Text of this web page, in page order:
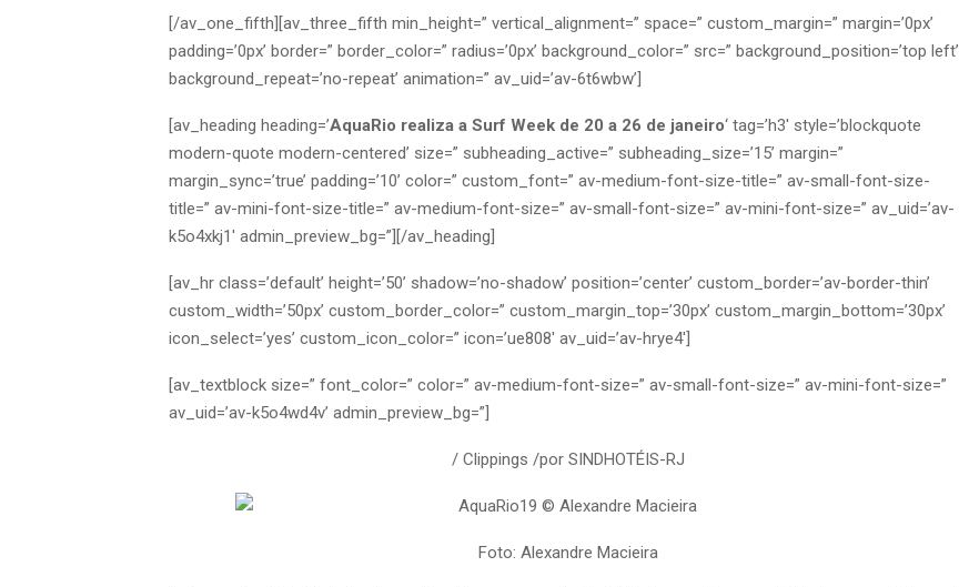
[/av_one_fifth][av_three_fifth min_height=” vertical_alignment=” space=” custom_margin=” margin=’0px’
padding=’0px’ border=” border_color=” radius=’0px’ background_color=” src=” background_position=’top left’
background_repeat=’no-repeat’ animation=” av_uid=’av-6t6wbw’]
[av_heading heading=’AquaRio realiza a Surf Week de 20 a 26 de janeiro‘ tag=’h3′ style=’blockquote
modern-quote modern-centered’ size=” subheading_active=” subheading_size=’15’ margin=”
margin_sync=’true’ padding=’10’ color=” custom_font=” av-medium-font-size-title=” av-small-font-size-
title=” av-mini-font-size-title=” av-medium-font-size=” av-small-font-size=” av-mini-font-size=” av_uid=’av-
k5o4xkj1′ admin_preview_bg=”][/av_heading]
[av_hr class=’default’ height=’50’ shadow=’no-shadow’ position=’center’ custom_border=’av-border-thin’
custom_width=’50px’ custom_border_color=” custom_margin_top=’30px’ custom_margin_bottom=’30px’
icon_select=’yes’ custom_icon_color=” icon=’ue808′ av_uid=’av-hrye4′]
[av_textblock size=” font_color=” color=” av-medium-font-size=” av-small-font-size=” av-mini-font-size=”
av_uid=’av-k5o4wd4v’ admin_preview_bg=”]
/ Clippings /por SINDHOTÉIS-RJ
Foto: Alexandre Macieira